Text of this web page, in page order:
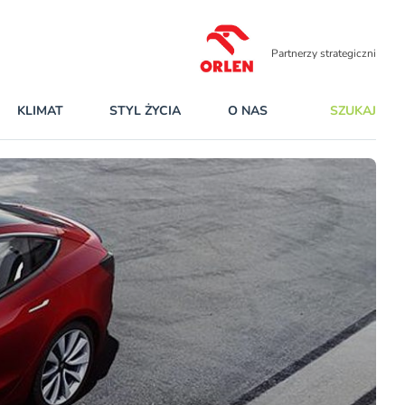
Partnerzy strategiczni
KLIMAT STYL ŻYCIA O NAS SZUKAJ